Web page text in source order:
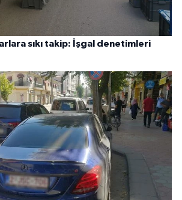
sıkı takip: İşgal denetimleri